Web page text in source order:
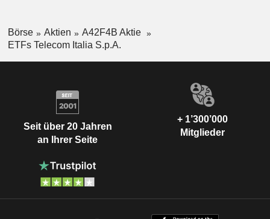
Börse Aktien
A42F4B Aktie
ETFs Telecom Italia S.p.A.
Seit über 20 Jahren
an Ihrer Seite
+ 1’300’000
Mitglieder